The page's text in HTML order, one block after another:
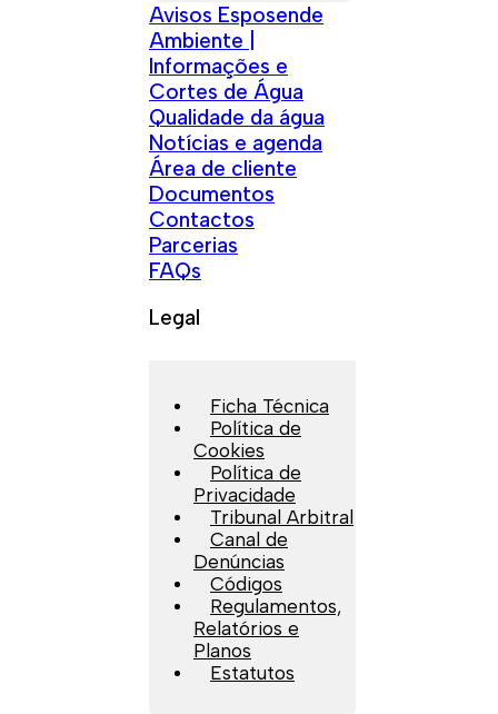
Avisos Esposende
Ambiente |
Informações e
Cortes de Água
Qualidade da água
Notícias e agenda
Área de cliente
Documentos
Contactos
Parcerias
FAQs
Legal
Ficha Técnica
Política de
Cookies
Política de
Privacidade
Tribunal Arbitral
Canal de
Denúncias
Códigos
Regulamentos,
Relatórios e
Planos
Estatutos